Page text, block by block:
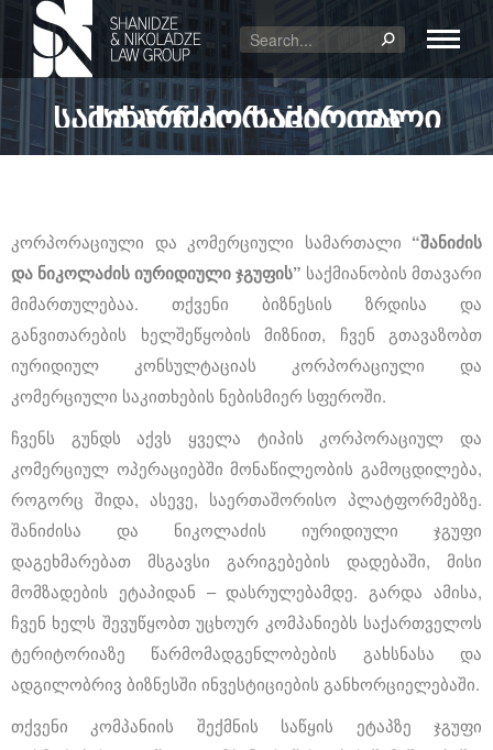
საკორპორაციო და სამეწარმეო სამართალი
კორპორაციული და კომერციული სამართალი “შანიძის
და ნიკოლაძის იურიდიული ჯგუფის” საქმიანობის მთავარი
მიმართულებაა. თქვენი ბიზნესის ზრდისა და
განვითარების ხელშეწყობის მიზნით, ჩვენ გთავაზობთ
იურიდიულ კონსულტაციას კორპორაციული და
კომერციული საკითხების ნებისმიერ სფეროში.
ჩვენს გუნდს აქვს ყველა ტიპის კორპორაციულ და
კომერციულ ოპერაციებში მონაწილეობის გამოცდილება,
როგორც შიდა, ასევე, საერთაშორისო პლატფორმებზე.
შანიძისა და ნიკოლაძის იურიდიული ჯგუფი
დაგეხმარებათ მსგავსი გარიგებების დადებაში, მისი
მომზადების ეტაპიდან – დასრულებამდე. გარდა ამისა,
ჩვენ ხელს შევუწყობთ უცხოურ კომპანიებს საქართველოს
ტერიტორიაზე წარმომადგენლობების გახსნასა და
ადგილობრივ ბიზნესში ინვესტიციების განხორციელებაში.
თქვენი კომპანიის შექმნის საწყის ეტაპზე ჯგუფი